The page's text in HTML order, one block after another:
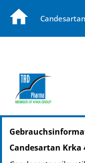
PZN: 14272469
PPN: 111427246926
PZN: 14272475
Candesartan Krka